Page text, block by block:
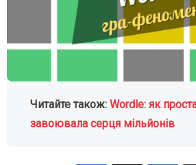
Читайте також:Wordle: як
завоювала серця мільйонів